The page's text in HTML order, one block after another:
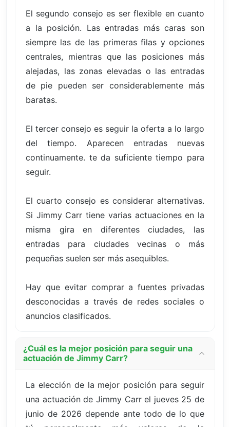
El segundo consejo es ser flexible en cuanto
a la posición. Las entradas más caras son
siempre las de las primeras filas y opciones
centrales, mientras que las posiciones más
alejadas, las zonas elevadas o las entradas
de pie pueden ser considerablemente más
baratas.
El tercer consejo es seguir la oferta a lo largo
del tiempo. Aparecen entradas nuevas
continuamente. te da suficiente tiempo para
seguir.
El cuarto consejo es considerar alternativas.
Si Jimmy Carr tiene varias actuaciones en la
misma gira en diferentes ciudades, las
entradas para ciudades vecinas o más
pequeñas suelen ser más asequibles.
Hay que evitar comprar a fuentes privadas
desconocidas a través de redes sociales o
anuncios clasificados.
¿Cuál es la mejor posición para seguir una
actuación de Jimmy Carr?
La elección de la mejor posición para seguir
una actuación de Jimmy Carr el jueves 25 de
junio de 2026 depende ante todo de lo que